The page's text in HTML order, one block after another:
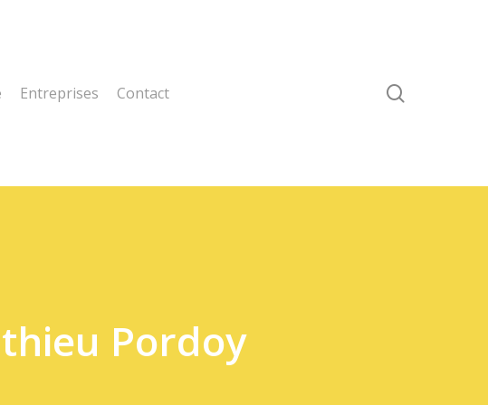
Entreprises Contact
Pordoy